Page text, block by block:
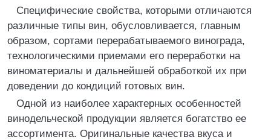
Специфические свойства, которыми отличаются
различные типы вин, обусловливается, главным
образом, сортами перерабатываемого винограда,
технологическими приемами его переработки на
виноматериалы и дальнейшей обработкой их при
доведении до кондиций готовых вин.
Одной из наиболее характерных особенностей
винодельческой продукции является богатство ее
ассортимента. Оригинальные качества вкуса и